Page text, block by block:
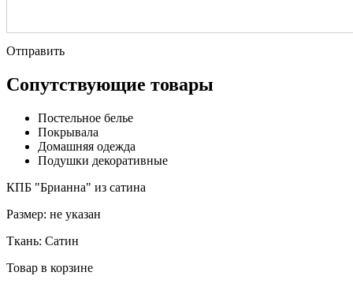
Отправить
Сопутствующие товары
Постельное белье
Покрывала
Домашняя одежда
Подушки декоративные
КПБ "Брианна" из сатина
Размер: не указан
Ткань: Сатин
Товар в корзине